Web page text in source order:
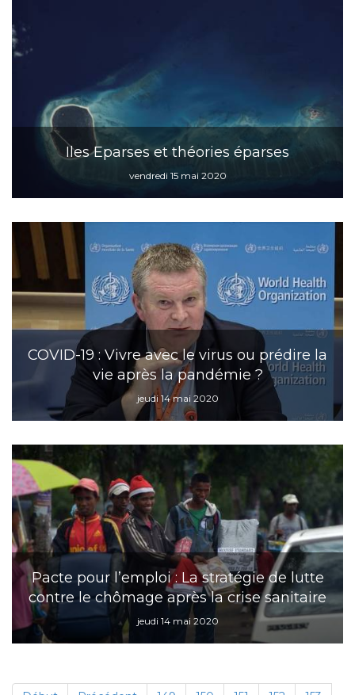
Iles Eparses et théories éparses
vendredi 15 mai 2020
COVID-19 : Vivre avec le virus ou prédire la
vie après la pandémie ?
jeudi 14 mai 2020
Pacte pour l’emploi : La stratégie de lutte
contre le chômage après la crise sanitaire
jeudi 14 mai 2020